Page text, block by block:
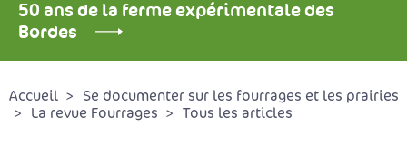
50 ans de la ferme expérimentale des
Bordes
Accueil
Se documenter sur les fourrages et les prairies
La revue Fourrages
Tous les articles